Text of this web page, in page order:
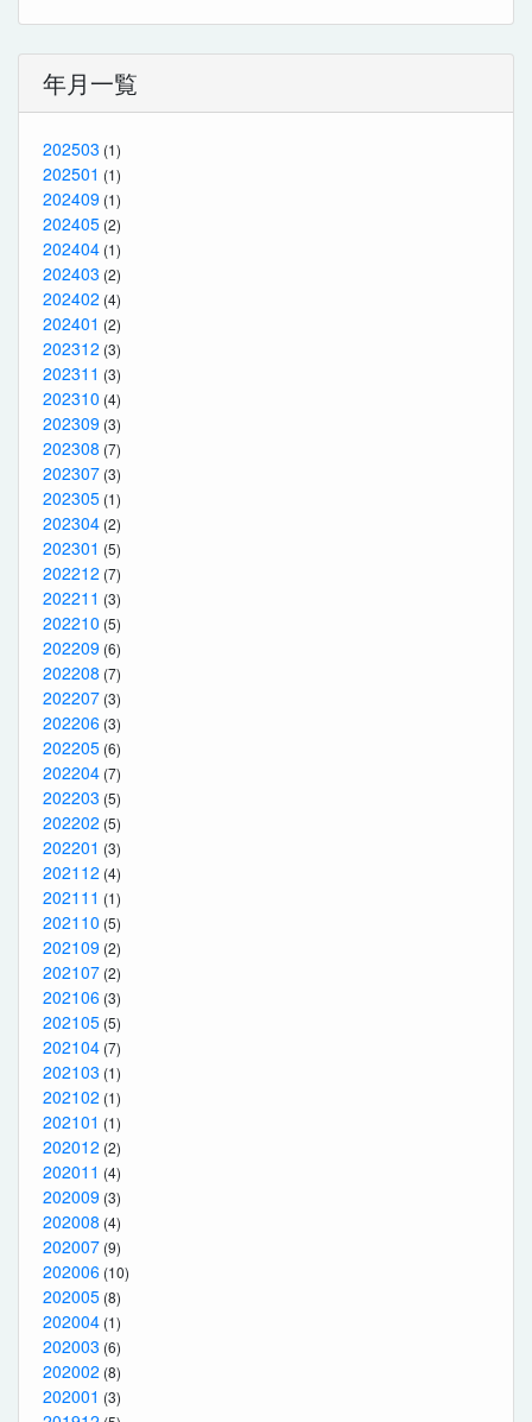
年月一覧
202503 (1)
202501 (1)
202409 (1)
202405 (2)
202404 (1)
202403 (2)
202402 (4)
202401 (2)
202312 (3)
202311 (3)
202310 (4)
202309 (3)
202308 (7)
202307 (3)
202305 (1)
202304 (2)
202301 (5)
202212 (7)
202211 (3)
202210 (5)
202209 (6)
202208 (7)
202207 (3)
202206 (3)
202205 (6)
202204 (7)
202203 (5)
202202 (5)
202201 (3)
202112 (4)
202111 (1)
202110 (5)
202109 (2)
202107 (2)
202106 (3)
202105 (5)
202104 (7)
202103 (1)
202102 (1)
202101 (1)
202012 (2)
202011 (4)
202009 (3)
202008 (4)
202007 (9)
202006 (10)
202005 (8)
202004 (1)
202003 (6)
202002 (8)
202001 (3)